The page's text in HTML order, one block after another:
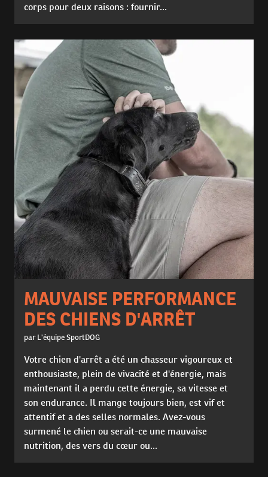
corps pour deux raisons : fournir...
MAUVAISE PERFORMANCE
DES CHIENS D'ARRÊT
par L'équipe SportDOG
Votre chien d'arrêt a été un chasseur vigoureux et
enthousiaste, plein de vivacité et d'énergie, mais
maintenant il a perdu cette énergie, sa vitesse et
son endurance. Il mange toujours bien, est vif et
attentif et a des selles normales. Avez-vous
surmené le chien ou serait-ce une mauvaise
nutrition, des vers du cœur ou...